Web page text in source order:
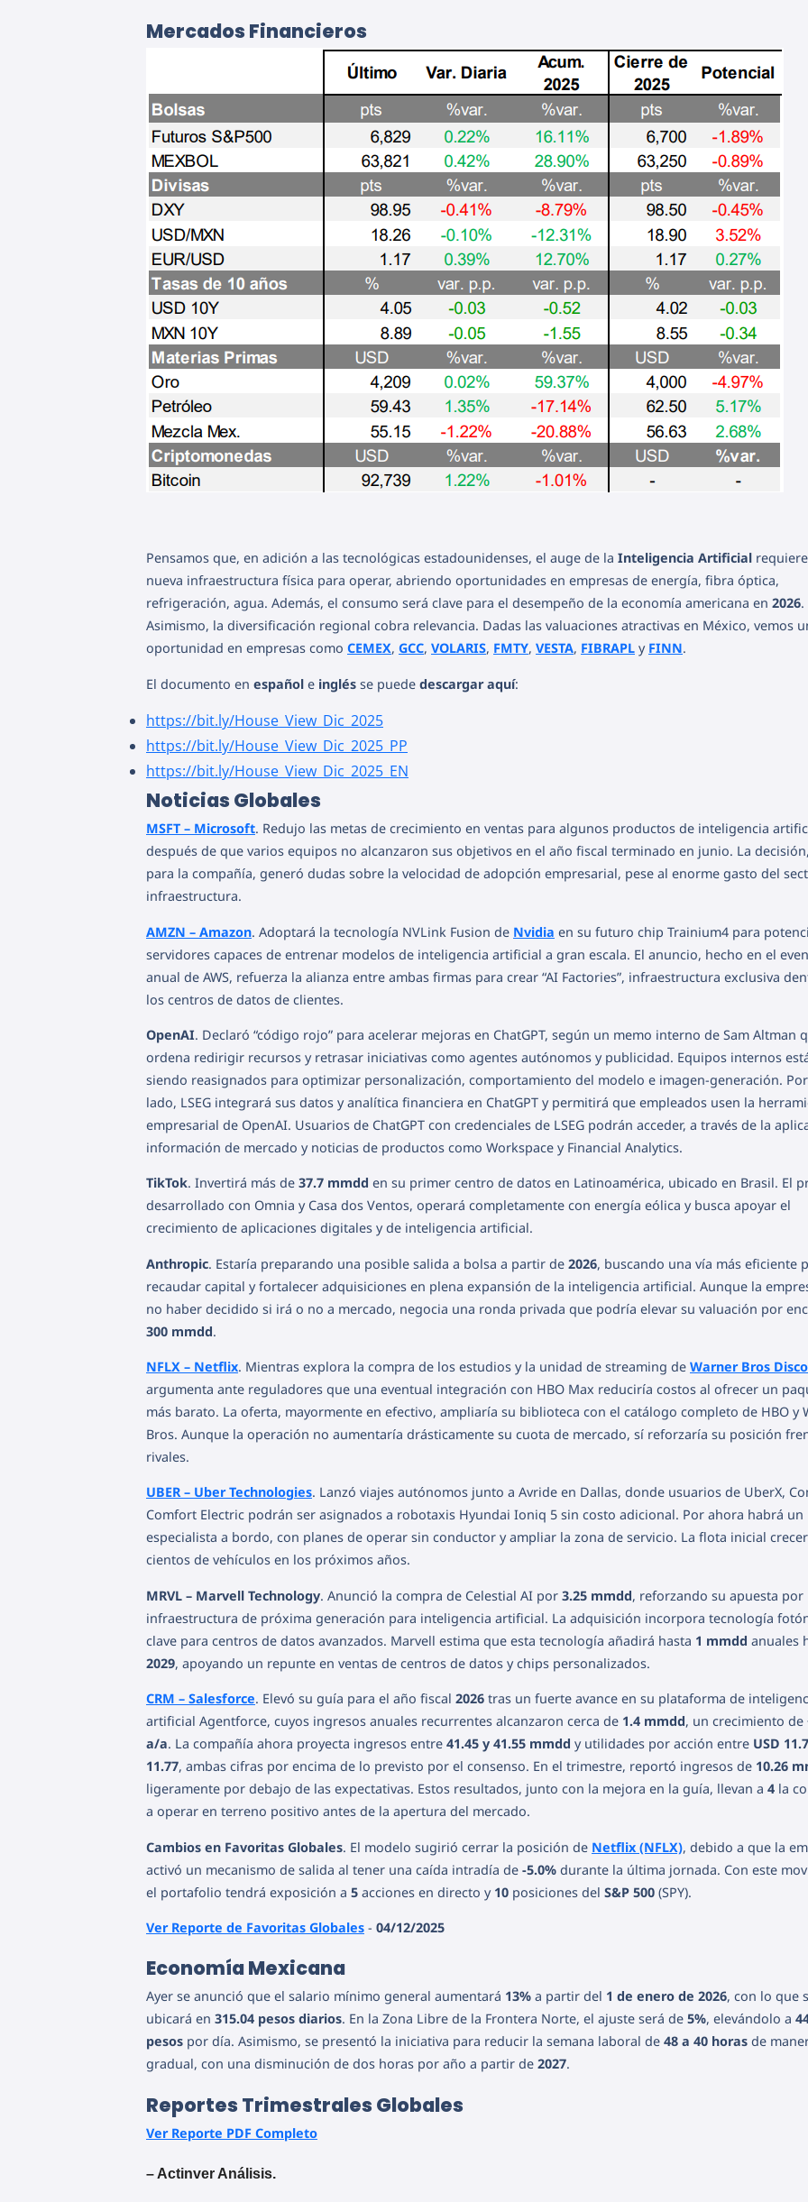
Mercados Financieros
Pensamos que, en adición a las tecnológicas estadounidenses, el auge de la Inteligencia Artificial
nueva infraestructura física para operar, abriendo oportunidades en empresas de energía, fibra óptica,
refrigeración, agua. Además, el consumo será clave para el desempeño de la economía americana en 2026.
Asimismo, la diversificación regional cobra relevancia. Dadas las valuaciones atractivas en México, vemos
oportunidad en empresas como CEMEX, GCC, VOLARIS, FMTY, VESTA, FIBRAPL y FINN.
El documento en español e inglés se puede descargar aquí:
https://bit.ly/House_View_Dic_2025
https://bit.ly/House_View_Dic_2025_PP
https://bit.ly/House_View_Dic_2025_EN
Noticias Globales
MSFT – Microsoft. Redujo las metas de crecimiento en ventas para algunos productos de inteligencia
después de que varios equipos no alcanzaron sus objetivos en el año fiscal terminado en junio. La
para la compañía, generó dudas sobre la velocidad de adopción empresarial, pese al enorme gasto del
infraestructura.
AMZN – Amazon. Adoptará la tecnología NVLink Fusion de Nvidia en su futuro chip Trainium4 para
servidores capaces de entrenar modelos de inteligencia artificial a gran escala. El anuncio, hecho en el
anual de AWS, refuerza la alianza entre ambas firmas para crear “AI Factories”, infraestructura exclusiva
los centros de datos de clientes.
OpenAI. Declaró “código rojo” para acelerar mejoras en ChatGPT, según un memo interno de Sam Altman
ordena redirigir recursos y retrasar iniciativas como agentes autónomos y publicidad. Equipos internos
siendo reasignados para optimizar personalización, comportamiento del modelo e imagen-generación.
lado, LSEG integrará sus datos y analítica financiera en ChatGPT y permitirá que empleados usen la
empresarial de OpenAI. Usuarios de ChatGPT con credenciales de LSEG podrán acceder, a través de la
información de mercado y noticias de productos como Workspace y Financial Analytics.
TikTok. Invertirá más de 37.7 mmdd en su primer centro de datos en Latinoamérica, ubicado en Brasil. El
desarrollado con Omnia y Casa dos Ventos, operará completamente con energía eólica y busca apoyar el
crecimiento de aplicaciones digitales y de inteligencia artificial.
Anthropic. Estaría preparando una posible salida a bolsa a partir de 2026, buscando una vía más eficiente
recaudar capital y fortalecer adquisiciones en plena expansión de la inteligencia artificial. Aunque la
no haber decidido si irá o no a mercado, negocia una ronda privada que podría elevar su valuación por
300 mmdd.
NFLX – Netflix. Mientras explora la compra de los estudios y la unidad de streaming de Warner Bros
argumenta ante reguladores que una eventual integración con HBO Max reduciría costos al ofrecer un
más barato. La oferta, mayormente en efectivo, ampliaría su biblioteca con el catálogo completo de HBO y
Bros. Aunque la operación no aumentaría drásticamente su cuota de mercado, sí reforzaría su posición
rivales.
UBER – Uber Technologies. Lanzó viajes autónomos junto a Avride en Dallas, donde usuarios de UberX,
Comfort Electric podrán ser asignados a robotaxis Hyundai Ioniq 5 sin costo adicional. Por ahora habrá un
especialista a bordo, con planes de operar sin conductor y ampliar la zona de servicio. La flota inicial
cientos de vehículos en los próximos años.
MRVL – Marvell Technology. Anunció la compra de Celestial AI por 3.25 mmdd, reforzando su apuesta por
infraestructura de próxima generación para inteligencia artificial. La adquisición incorpora tecnología
clave para centros de datos avanzados. Marvell estima que esta tecnología añadirá hasta 1 mmdd anuales
2029, apoyando un repunte en ventas de centros de datos y chips personalizados.
CRM – Salesforce. Elevó su guía para el año fiscal 2026 tras un fuerte avance en su plataforma de
artificial Agentforce, cuyos ingresos anuales recurrentes alcanzaron cerca de 1.4 mmdd, un crecimiento de
a/a. La compañía ahora proyecta ingresos entre 41.45 y 41.55 mmdd y utilidades por acción entre USD
11.77, ambas cifras por encima de lo previsto por el consenso. En el trimestre, reportó ingresos de 10.26
ligeramente por debajo de las expectativas. Estos resultados, junto con la mejora en la guía, llevan a 4 la
a operar en terreno positivo antes de la apertura del mercado.
Cambios en Favoritas Globales. El modelo sugirió cerrar la posición de Netflix (NFLX), debido a que la
activó un mecanismo de salida al tener una caída intradía de -5.0% durante la última jornada. Con este
el portafolio tendrá exposición a 5 acciones en directo y 10 posiciones del S&P 500 (SPY).
Ver Reporte de Favoritas Globales - 04/12/2025
Economía Mexicana
Ayer se anunció que el salario mínimo general aumentará 13% a partir del 1 de enero de 2026, con lo que
ubicará en 315.04 pesos diarios. En la Zona Libre de la Frontera Norte, el ajuste será de 5%, elevándolo a
pesos por día. Asimismo, se presentó la iniciativa para reducir la semana laboral de 48 a 40 horas de
gradual, con una disminución de dos horas por año a partir de 2027.
Reportes Trimestrales Globales
Ver Reporte PDF Completo
– Actinver Análisis.